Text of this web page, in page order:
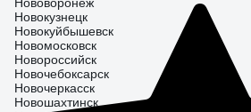
Новокузнецк
Новокуйбышевск
Новомосковск
Новороссийск
Новочебоксарск
Новочеркасск
Новошахтинск